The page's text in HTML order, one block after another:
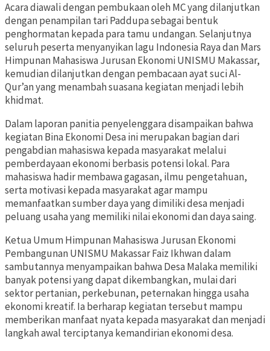
Acara diawali dengan pembukaan oleh MC yang dilanjutkan
dengan penampilan tari Paddupa sebagai bentuk
penghormatan kepada para tamu undangan. Selanjutnya
seluruh peserta menyanyikan lagu Indonesia Raya dan Mars
Himpunan Mahasiswa Jurusan Ekonomi UNISMU Makassar,
kemudian dilanjutkan dengan pembacaan ayat suci Al-
Qur’an yang menambah suasana kegiatan menjadi lebih
khidmat.
Dalam laporan panitia penyelenggara disampaikan bahwa
kegiatan Bina Ekonomi Desa ini merupakan bagian dari
pengabdian mahasiswa kepada masyarakat melalui
pemberdayaan ekonomi berbasis potensi lokal. Para
mahasiswa hadir membawa gagasan, ilmu pengetahuan,
serta motivasi kepada masyarakat agar mampu
memanfaatkan sumber daya yang dimiliki desa menjadi
peluang usaha yang memiliki nilai ekonomi dan daya saing.
Ketua Umum Himpunan Mahasiswa Jurusan Ekonomi
Pembangunan UNISMU Makassar Faiz Ikhwan dalam
sambutannya menyampaikan bahwa Desa Malaka memiliki
banyak potensi yang dapat dikembangkan, mulai dari
sektor pertanian, perkebunan, peternakan hingga usaha
ekonomi kreatif. Ia berharap kegiatan tersebut mampu
memberikan manfaat nyata kepada masyarakat dan menjadi
langkah awal terciptanya kemandirian ekonomi desa.